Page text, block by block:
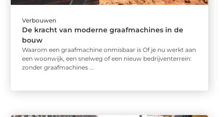
Verbouwen
De kracht van moderne graafmachines in de
bouw
Waarom een graafmachine onmisbaar is Of je nu werkt aan
een woonwijk, een snelweg of een nieuw bedrijventerrein:
zonder graafmachines ...